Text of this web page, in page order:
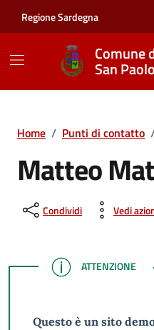
Regione Sardegna
Comune
San Paolo
Home / Punti di contatto
Matteo
Condividi Vedi
ATTENZIONE
ATTENZIONE
Questo è un sito